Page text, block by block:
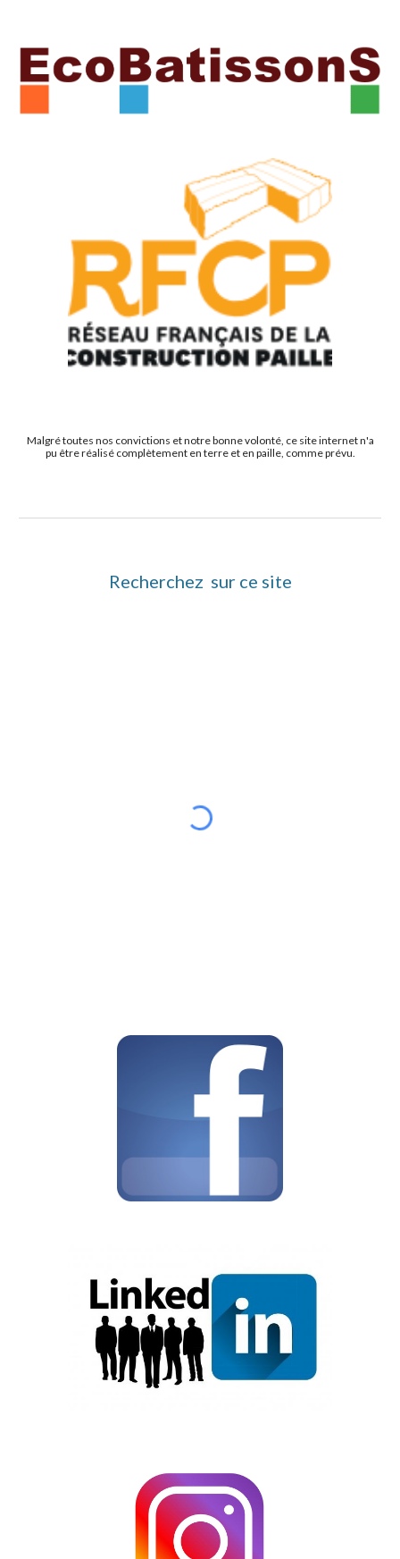
Malgré toutes nos convictions et notre bonne volonté, ce site internet n'a
pu être réalisé complètement en terre et en paille, comme prévu.
Recherchez sur ce site